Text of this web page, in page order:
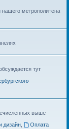
метрополитена
тут
выше -
дизайн,
Оплата